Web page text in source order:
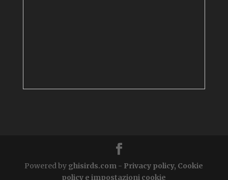
Powered by ghisirds.com - Privacy policy, Cookie
policy e impostazioni cookie